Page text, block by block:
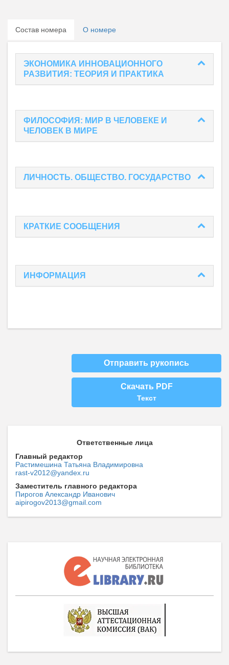
Состав номера О номере
ЭКОНОМИКА ИННОВАЦИОННОГО
РАЗВИТИЯ: ТЕОРИЯ И ПРАКТИКА
ФИЛОСОФИЯ: МИР В ЧЕЛОВЕКЕ И
ЧЕЛОВЕК В МИРЕ
ЛИЧНОСТЬ. ОБЩЕСТВО. ГОСУДАРСТВО
КРАТКИЕ СООБЩЕНИЯ
ИНФОРМАЦИЯ
Отправить рукопись
Скачать PDF
Текст
Ответственные лица
Главный редактор
Растимешина Татьяна Владимировна
rast-v2012@yandex.ru
Заместитель главного редактора
Пирогов Александр Иванович
aipirogov2013@gmail.com